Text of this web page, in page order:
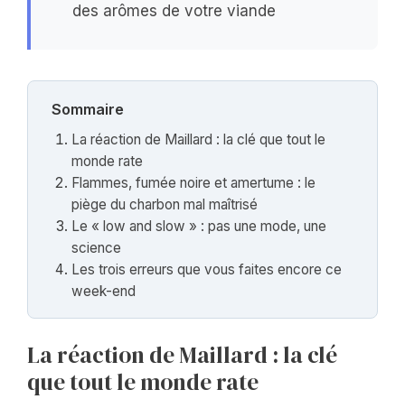
des arômes de votre viande
Sommaire
La réaction de Maillard : la clé que tout le
monde rate
Flammes, fumée noire et amertume : le
piège du charbon mal maîtrisé
Le « low and slow » : pas une mode, une
science
Les trois erreurs que vous faites encore ce
week-end
La réaction de Maillard : la clé
que tout le monde rate